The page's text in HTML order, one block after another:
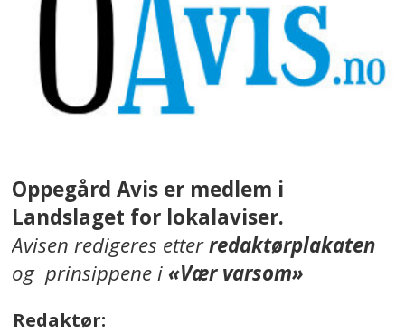
Oppegård Avis er medlem i
Landslaget for lokalaviser.
Avisen redigeres etterredaktørplakaten
og prinsippene i«Vær varsom»
Redaktør: